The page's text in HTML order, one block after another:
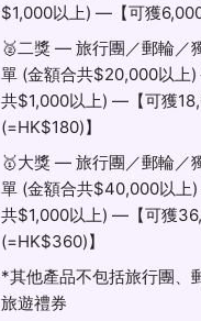
$1,000以上) —【可獲
🥈二獎 — 旅行團／郵輪／
單 (金額合共$20,000以上
共$1,000以上) —【可獲
(=HK$180)】
🥇大獎 — 旅行團／郵輪／
單 (金額合共$40,000以上
共$1,000以上) —【可獲
(=HK$360)】
*其他產品不包括旅行團、
旅遊禮券